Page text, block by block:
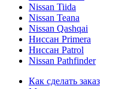
Nissan Tiida
Nissan Teana
Nissan Qashqai
Ниссан Primera
Ниссан Patrol
Nissan Pathfinder
Как сделать заказ